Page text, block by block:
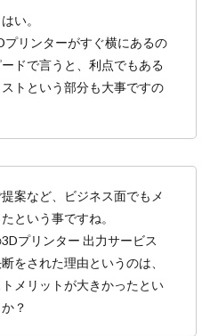
い。
プリンターがすぐ横にあるの
ドで言うと、利点でもある
トという部分も大事ですの
案など、ビジネス面でもメ
という事ですね。
プリンター 出力サービス
をされた理由というのは、
メリットが大きかったとい
？